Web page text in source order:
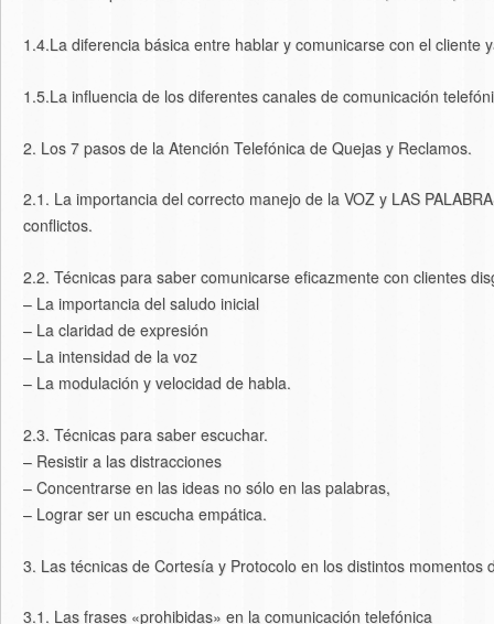
1.4.La diferencia básica entre hablar y comunicarse con el cliente
1.5.La influencia de los diferentes canales de comunicación
2. Los 7 pasos de la Atención Telefónica de Quejas y Reclamos.
2.1. La importancia del correcto manejo de la VOZ y LAS
conflictos.
2.2. Técnicas para saber comunicarse eficazmente con clientes
– La importancia del saludo inicial
– La claridad de expresión
– La intensidad de la voz
– La modulación y velocidad de habla.
2.3. Técnicas para saber escuchar.
– Resistir a las distracciones
– Concentrarse en las ideas no sólo en las palabras,
– Lograr ser un escucha empática.
3. Las técnicas de Cortesía y Protocolo en los distintos momentos
3.1. Las frases «prohibidas» en la comunicación telefónica